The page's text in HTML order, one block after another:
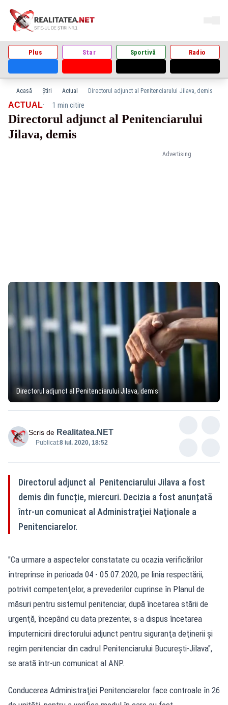
Plus Star Sportivă Radio
Acasă Știri Actual Directorul adjunct al Penitenciarului Jilava, demis
Advertising
ACTUAL· 1 min citire
Directorul adjunct al Penitenciarului
Jilava, demis
Directorul adjunct al Penitenciarului Jilava, demis
Scris de Realitatea.NET
Publicat:8 iul. 2020, 18:52
Directorul adjunct al Penitenciarului Jilava a fost
demis din funcție, miercuri. Decizia a fost anunțată
într-un comunicat al Administraţiei Naţionale a
Penitenciarelor.
"Ca urmare a aspectelor constatate cu ocazia verificărilor
întreprinse în perioada 04 - 05.07.2020, pe linia respectării,
potrivit competenţelor, a prevederilor cuprinse în Planul de
măsuri pentru sistemul penitenciar, după încetarea stării de
urgenţă, începând cu data prezentei, s-a dispus încetarea
împuternicirii directorului adjunct pentru siguranţa deţinerii şi
regim penitenciar din cadrul Penitenciarului Bucureşti-Jilava",
se arată într-un comunicat al ANP.
Conducerea Administraţiei Penitenciarelor face controale în 26